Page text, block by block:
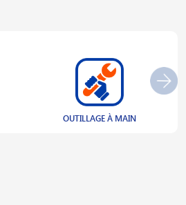
OUTILLAGE À MAIN